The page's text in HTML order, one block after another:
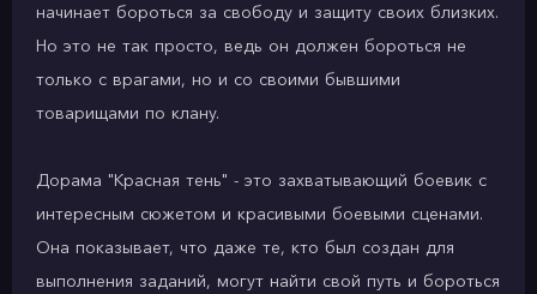
начинает бороться за свободу и защиту своих близких.
Но это не так просто, ведь он должен бороться не
только с врагами, но и со своими бывшими
товарищами по клану.
Дорама "Красная тень" - это захватывающий боевик с
интересным сюжетом и красивыми боевыми сценами.
Она показывает, что даже те, кто был создан для
выполнения заданий, могут найти свой путь и бороться